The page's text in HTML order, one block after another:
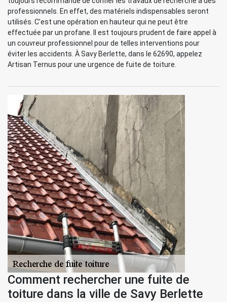
professionnels. En effet, des matériels indispensables seront
utilisés. C’est une opération en hauteur qui ne peut être
effectuée par un profane. Il est toujours prudent de faire appel à
un couvreur professionnel pour de telles interventions pour
éviter les accidents. À Savy Berlette, dans le 62690, appelez
Artisan Ternus pour une urgence de fuite de toiture.
Comment rechercher une fuite de
toiture dans la ville de Savy Berlette